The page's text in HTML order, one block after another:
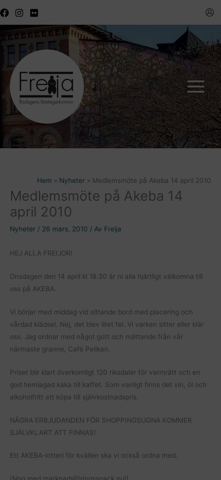
till
Hem Nyheter Medlemsmöte på Akeba 14 april 2010
Medlemsmöte på Akeba 14
april 2010
Nyheter / 26 mars, 2010 / Av Freija
HEJ ALLA FREIJOR!
Onsdagen den 14 april kl 18.30 är ni alla hjärtligt välkomna till
oss på AKEBA.
Vi börjar med middag vid sittande bord med placering och
vårdad klädsel. Nej, det blev litet fel. Vi varken sitter eller klär
oss. Jag ordnar med något gott och mättande från vår
närmaste granne, Café Pelikan.
Priset blir klart överkomligt 120 riksdaler för varmrätt och en
god hemlagad kaka till kaffet. Som vanligt finns det vin, öl och
alkoholfritt att köpa till självkostnadspris.
NÅGRA ERBJUDANDEN FÖR SHOPPINGSUGNA KOMMER
SJÄLVKLART ATT FINNAS!
Ett AKEBA-lotteri för kvällen ska vi också ordna med.